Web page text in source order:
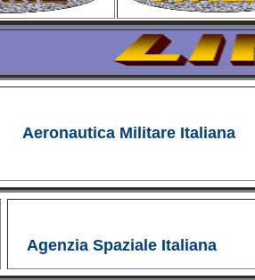
Aeronautica Militare Italiana
Agenzia Spaziale Italiana